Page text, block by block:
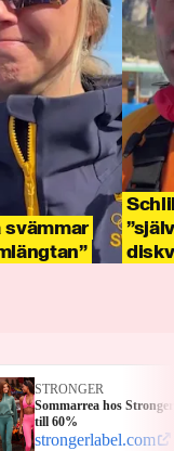
svämmar
STRONGER
Sommarrea hos
till 60%
strongerlabel.com